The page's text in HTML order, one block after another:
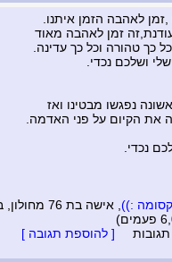
לאהבה הזמן איתנו.
זמן לאהבה מאוד
כך טהורה וכל כך עדינה.
ושלכם נכדי.
נפגשו מבטינו ואז
את הקיום על פני האדמה.
נכדי.
:)) , אישה בת 76 מחולון, בתאריך 20/11/2009
תגובות [ להוספת תגובה ]